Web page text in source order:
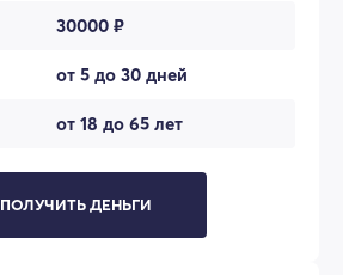
30000 ₽
от 5 до 30 дней
от 18 до 65 лет
ПОЛУЧИТЬ ДЕНЬГИ